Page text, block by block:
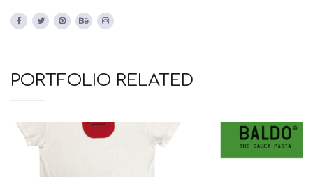
PORTFOLIO RELATED